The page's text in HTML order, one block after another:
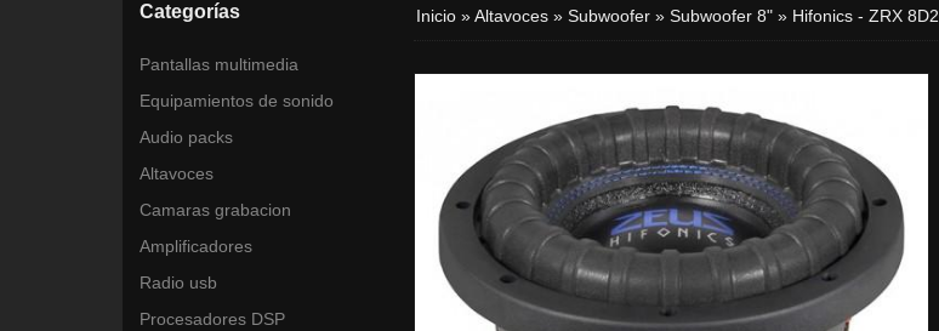
Categorías
Pantallas multimedia
Equipamientos de sonido
Audio packs
Altavoces
Camaras grabacion
Amplificadores
Radio usb
Procesadores DSP
Inicio»Altavoces » Subwoofer» Subwoofer 8"» Hifonics - ZRX 8D2